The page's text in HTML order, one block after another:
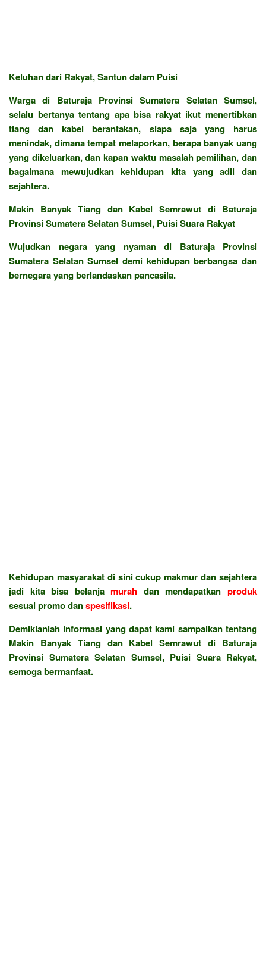
Keluhan dari Rakyat, Santun dalam Puisi
Warga di Baturaja Provinsi Sumatera Selatan Sumsel,
selalu bertanya tentang apa bisa rakyat ikut menertibkan
tiang dan kabel berantakan, siapa saja yang harus
menindak, dimana tempat melaporkan, berapa banyak uang
yang dikeluarkan, dan kapan waktu masalah pemilihan, dan
bagaimana mewujudkan kehidupan kita yang adil dan
sejahtera.
Makin Banyak Tiang dan Kabel Semrawut di Baturaja
Provinsi Sumatera Selatan Sumsel, Puisi Suara Rakyat
Wujudkan negara yang nyaman di Baturaja Provinsi
Sumatera Selatan Sumsel demi kehidupan berbangsa dan
bernegara yang berlandaskan pancasila.
Kehidupan masyarakat di sini cukup makmur dan sejahtera
jadi kita bisa belanjamurah dan mendapatkanproduk
sesuai promo danspesifikasi.
Demikianlah informasi yang dapat kami sampaikan tentang
Makin Banyak Tiang dan Kabel Semrawut di Baturaja
Provinsi Sumatera Selatan Sumsel, Puisi Suara Rakyat,
semoga bermanfaat.